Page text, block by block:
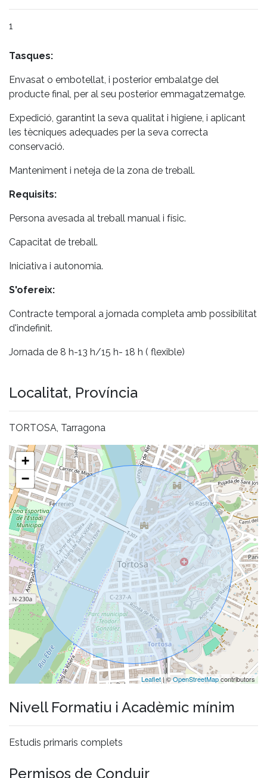
1
Tasques:
Envasat o embotellat, i posterior embalatge del
producte final, per al seu posterior emmagatzematge.
Expedició, garantint la seva qualitat i higiene, i aplicant
les tècniques adequades per la seva correcta
conservació.
Manteniment i neteja de la zona de treball.
Requisits:
Persona avesada al treball manual i físic.
Capacitat de treball.
Iniciativa i autonomia.
S'ofereix:
Contracte temporal a jornada completa amb possibilitat
d'indefinit.
Jornada de 8 h-13 h/15 h- 18 h ( flexible)
Localitat, Província
TORTOSA, Tarragona
+
−
Leaflet| ©OpenStreetMapcontributors
Nivell Formatiu i Acadèmic mínim
Estudis primaris complets
Permisos de Conduir